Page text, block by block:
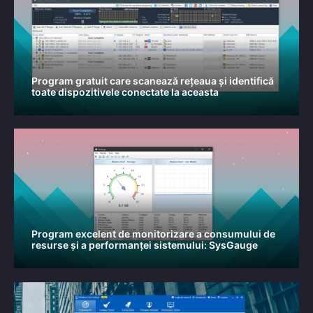
Program gratuit care scanează rețeaua și identifică
toate dispozitivele conectate la aceasta
Program excelent de monitorizare a consumului de
resurse și a performanței sistemului: SysGauge